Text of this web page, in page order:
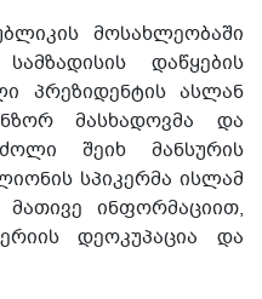
მოსახლეობაში
დაწყების
პრეზიდენტის ასლან
მასხადოვმა და
შეიხ მანსურის
სპიკერმა ისლამ
მათივე ინფორმაციით,
დეოკუპაცია და